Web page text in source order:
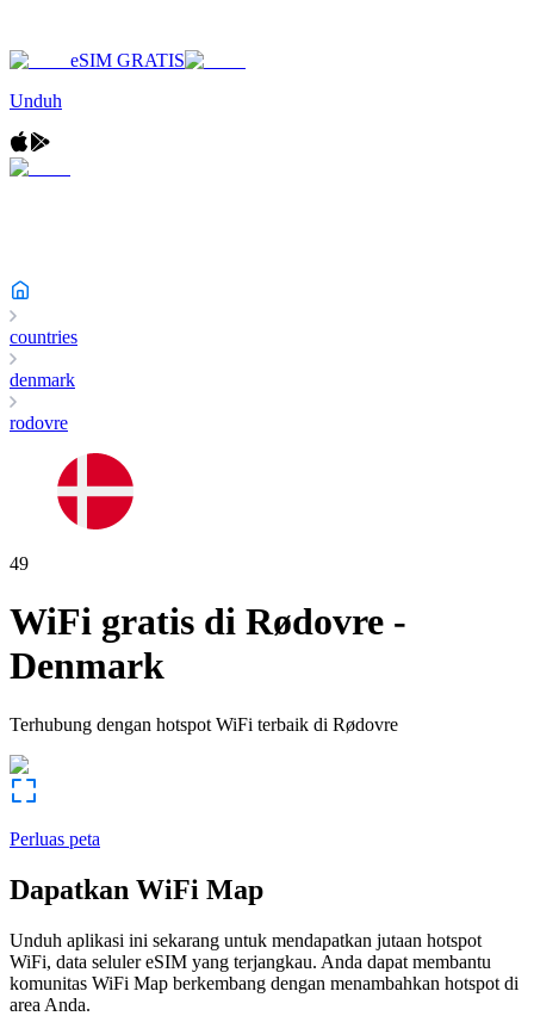
eSIM GRATIS
Unduh
countries
denmark
rodovre
49
WiFi gratis di Rødovre -
Denmark
Terhubung dengan hotspot WiFi terbaik di Rødovre
Perluas peta
Dapatkan WiFi Map
Unduh aplikasi ini sekarang untuk mendapatkan jutaan hotspot
WiFi, data seluler eSIM yang terjangkau. Anda dapat membantu
komunitas WiFi Map berkembang dengan menambahkan hotspot di
area Anda.